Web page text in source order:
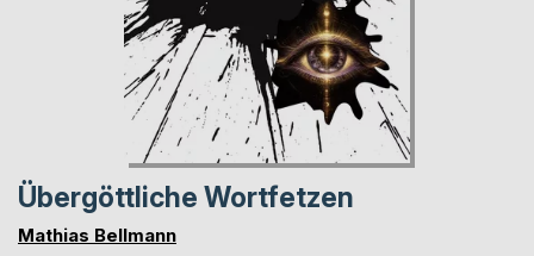
Übergöttliche Wortfetzen
Mathias Bellmann